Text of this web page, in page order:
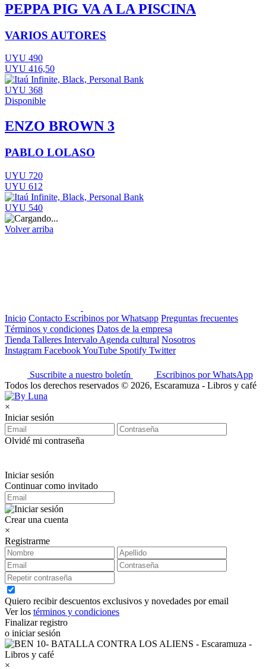
PEPPA PIG VA A LA PISCINA
VARIOS AUTORES
UYU 490
UYU 416,50
UYU 368
Disponible
ENZO BROWN 3
PABLO LOLASO
UYU 720
UYU 612
UYU 540
Volver arriba
Inicio Contacto Escribinos por Whatsapp Preguntas frecuentes
Términos y condiciones Datos de la empresa
Tienda Talleres Intervalo Agenda cultural Nosotros
Instagram FacebookYouTube Spotify Twitter
Suscribite a nuestro boletín
Escribinos por WhatsApp
Todos los derechos reservados © 2026, Escaramuza - Libros y café
×
Iniciar sesión
Olvidé mi contraseña
Iniciar sesión
Continuar como invitado
Crear una cuenta
×
Registrarme
Quiero recibir descuentos exclusivos y novedades por email
Ver los términos y condiciones
Finalizar registro
o iniciar sesión
×